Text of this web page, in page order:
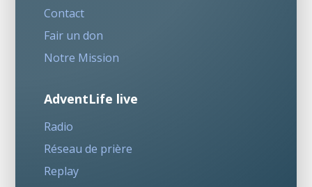
Contact
Fair un don
Notre Mission
AdventLife live
Radio
Réseau de prière
Replay